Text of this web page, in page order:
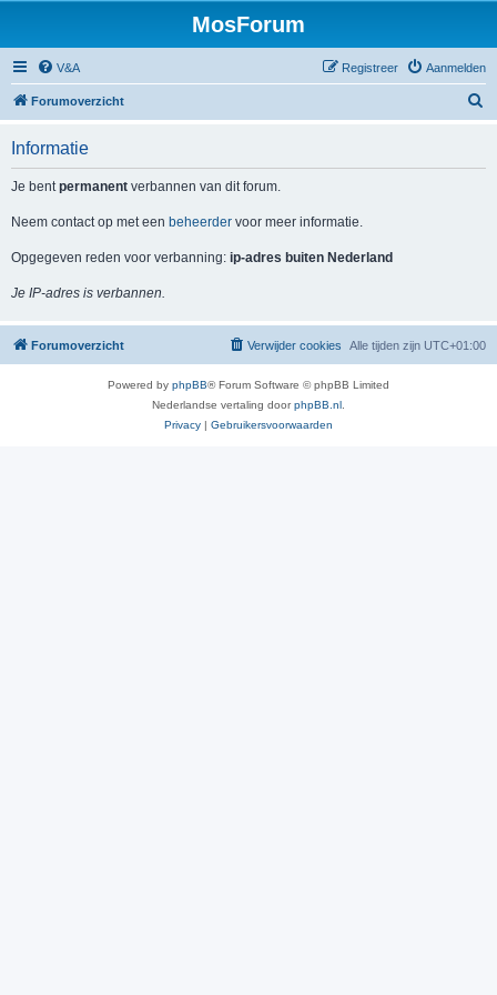
MosForum
V&A Aanmelden
Registreer
Forumoverzicht
Informatie
Je bentpermanent verbannen van dit forum.
Neem contact op met een beheerder voor meer informatie.
Opgegeven reden voor verbanning: ip-adres buiten Nederland
Je IP-adres is verbannen.
Forumoverzicht Alle tijden zijn UTC+01:00
Verwijder cookies
Powered by phpBB® Forum Software © phpBB Limited
Nederlandse vertaling doorphpBB.nl
Privacy | Gebruikersvoorwaarden